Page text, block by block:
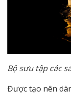
Bộ sưu tập các
Được tạo nên